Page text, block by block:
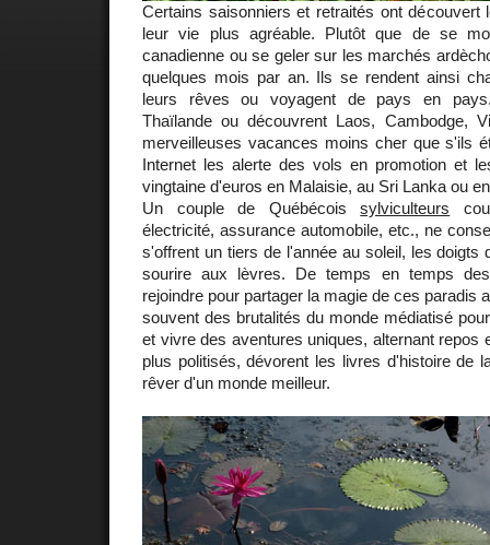
Certains saisonniers et retraités ont découvert
leur vie plus agréable. Plutôt que de se
canadienne ou se geler sur les marchés
quelques mois par an. Ils se rendent ainsi
leurs rêves ou voyagent de pays en
Thaïlande ou découvrent Laos, Cambodge,
merveilleuses vacances moins cher que s'ils
Internet les alerte des vols en promotion et
vingtaine d'euros en Malaisie, au Sri Lanka ou
Un couple de Québécoissylviculteurs
électricité, assurance automobile, etc., ne
s'offrent un tiers de l'année au soleil, les doigts
sourire aux lèvres. De temps en temps
rejoindre pour partager la magie de ces paradis
souvent des brutalités du monde médiatisé
et vivre des aventures uniques, alternant repos
plus politisés, dévorent les livres d'histoire de
rêver d'un monde meilleur.